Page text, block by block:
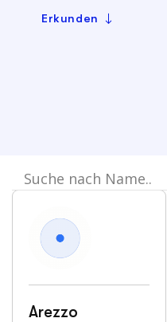
Erkunden
Arezzo